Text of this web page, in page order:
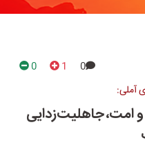
0
1
0
آملی:
امت، جاهلیت‌زدایی